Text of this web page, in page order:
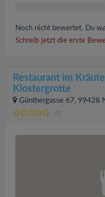
Noch nicht bewertet. Du
Schreib jetzt die erste
Restaurant im
Klostergrotte
Günthergasse 67, 99428
(0)